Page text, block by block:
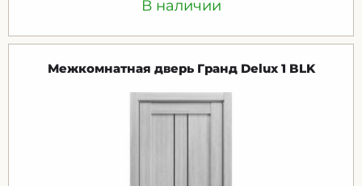
В наличии
Межкомнатная дверь Гранд Delux 1 BLK